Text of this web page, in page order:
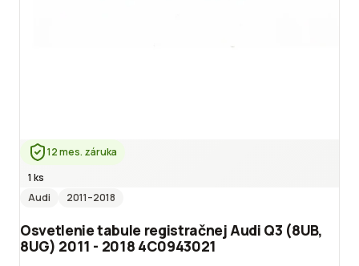
12 mes. záruka
1 ks
Audi
2011–2018
Osvetlenie tabule registračnej Audi Q3 (8UB,
8UG) 2011 - 2018 4C0943021